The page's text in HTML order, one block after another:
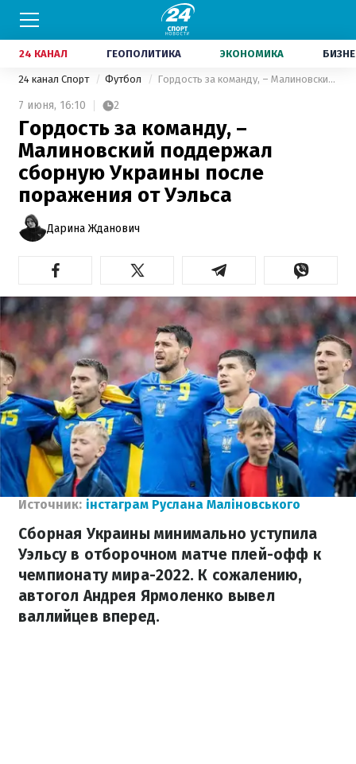
24 КАНАЛ ГЕОПОЛИТИКА ЭКОНОМИКА
24 канал Спорт Футбол Гордость за команду, – Малиновский поддержал сборную Украины после поражения от Уэльса
7 июня, 16:10 2
Гордость за команду, –
Малиновский поддержал
сборную Украины после
поражения от Уэльса
Дарина Жданович
Источник: інстаграм Руслана Маліновського
Сборная Украины минимально уступила
Уэльсу в отборочном матче плей-офф к
чемпионату мира-2022. К сожалению,
автогол Андрея Ярмоленко вывел
валлийцев вперед.